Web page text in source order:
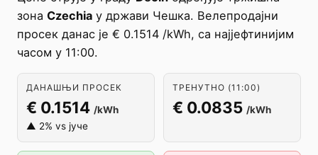
зона Czechia у држави Чешка. Велепродајни
просек данас је € 0.1514 /kWh, са најјефтинијим
часом у 11:00.
ДАНАШЊИ ПРОСЕК
€ 0.1514 /kWh
▲ 2% vs јуче
ТРЕНУТНО (11:00)
€ 0.0835 /kWh